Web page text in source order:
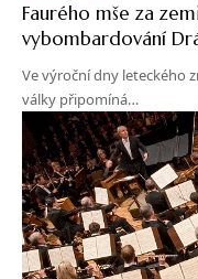
Faurého mše za
vybombardování
Ve výroční dny leteckého
války připomíná…